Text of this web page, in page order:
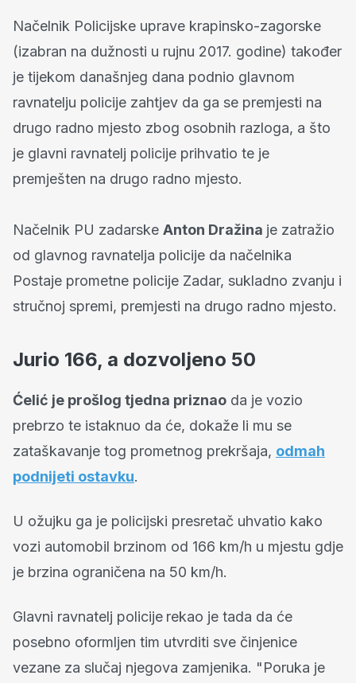
Načelnik Policijske uprave krapinsko-zagorske
(izabran na dužnosti u rujnu 2017. godine) također
je tijekom današnjeg dana podnio glavnom
ravnatelju policije zahtjev da ga se premjesti na
drugo radno mjesto zbog osobnih razloga, a što
je glavni ravnatelj policije prihvatio te je
premješten na drugo radno mjesto.
Načelnik PU zadarske Anton Dražina je zatražio
od glavnog ravnatelja policije da načelnika
Postaje prometne policije Zadar, sukladno zvanju i
stručnoj spremi, premjesti na drugo radno mjesto.
Jurio 166, a dozvoljeno 50
Ćelić je prošlog tjedna priznao da je vozio
prebrzo te istaknuo da će, dokaže li mu se
zataškavanje tog prometnog prekršaja, odmah
podnijeti ostavku.
U ožujku ga je policijski presretač uhvatio kako
vozi automobil brzinom od 166 km/h u mjestu gdje
je brzina ograničena na 50 km/h.
Glavni ravnatelj policije rekao je tada da će
posebno oformljen tim utvrditi sve činjenice
vezane za slučaj njegova zamjenika. "Poruka je